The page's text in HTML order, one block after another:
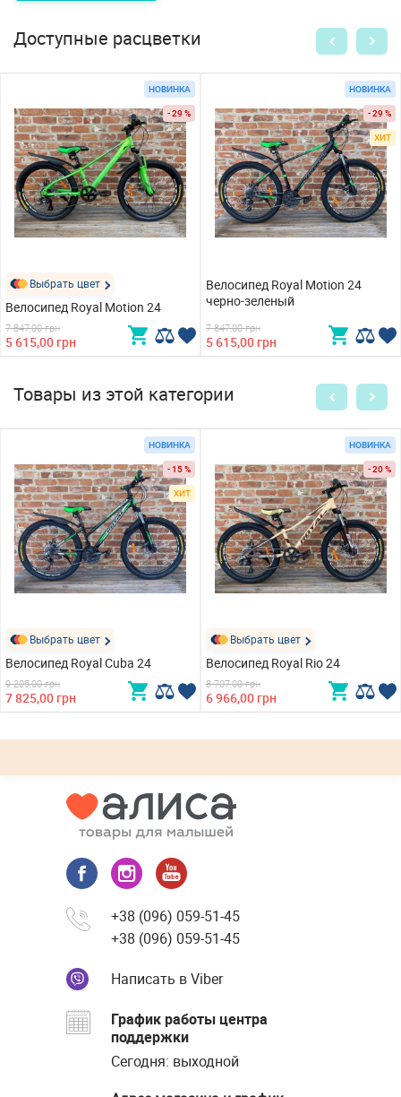
Доступные расцветки
НОВИНКА
- 29 %
Выбрать цвет
Велосипед Royal Motion 24
7 847,00 грн
5 615,00 грн
НОВИНКА
- 29 %
ХИТ
Велосипед Royal Motion 24
черно-зеленый
7 847,00 грн
5 615,00 грн
Товары из этой категории
НОВИНКА
- 15 %
ХИТ
Выбрать цвет
Велосипед Royal Cuba 24
9 205,00 грн
7 825,00 грн
НОВИНКА
- 20 %
Выбрать цвет
Велосипед Royal Rio 24
8 707,00 грн
6 966,00 грн
+38 (096) 059-51-45
+38 (096) 059-51-45
Написать в Viber
График работы центра
поддержки
Сегодня: выходной